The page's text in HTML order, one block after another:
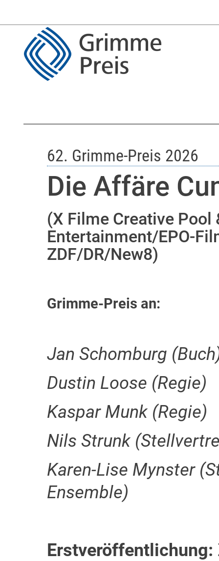
62. Grimme-Preis 2026
Die Affäre
(X Filme Creative Pool
Entertainment/EPO-
ZDF/DR/New8)
Grimme-Preis an:
Jan Schomburg
Dustin Loose (Regie)
Kaspar Munk (Regie)
Nils Strunk
Karen-Lise Mynster
Ensemble)
Erstveröffentlichung: